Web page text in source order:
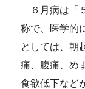
６月病は「
称で、医学的
としては、朝
痛、腹痛、め
食欲低下など